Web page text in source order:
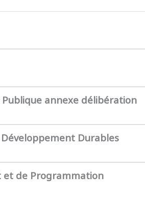
annexe délibération
Durables
et de Programmation